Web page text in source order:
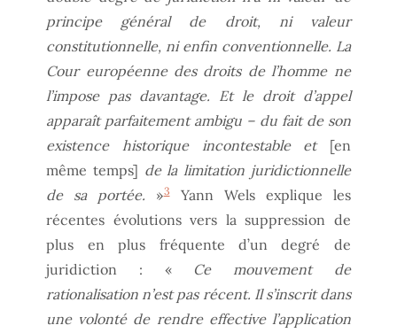
principe général de droit, ni valeur
constitutionnelle, ni enfin conventionnelle. La
Cour européenne des droits de l’homme ne
l’impose pas davantage. Et le droit d’appel
apparaît parfaitement ambigu – du fait de son
existence historique incontestable et [en
même temps] de la limitation juridictionnelle
de sa portée. »3Yann Wels explique les
récentes évolutions vers la suppression de
plus en plus fréquente d’un degré de
juridiction : « Ce mouvement de
rationalisation n’est pas récent. Il s’inscrit dans
une volonté de rendre effective l’application